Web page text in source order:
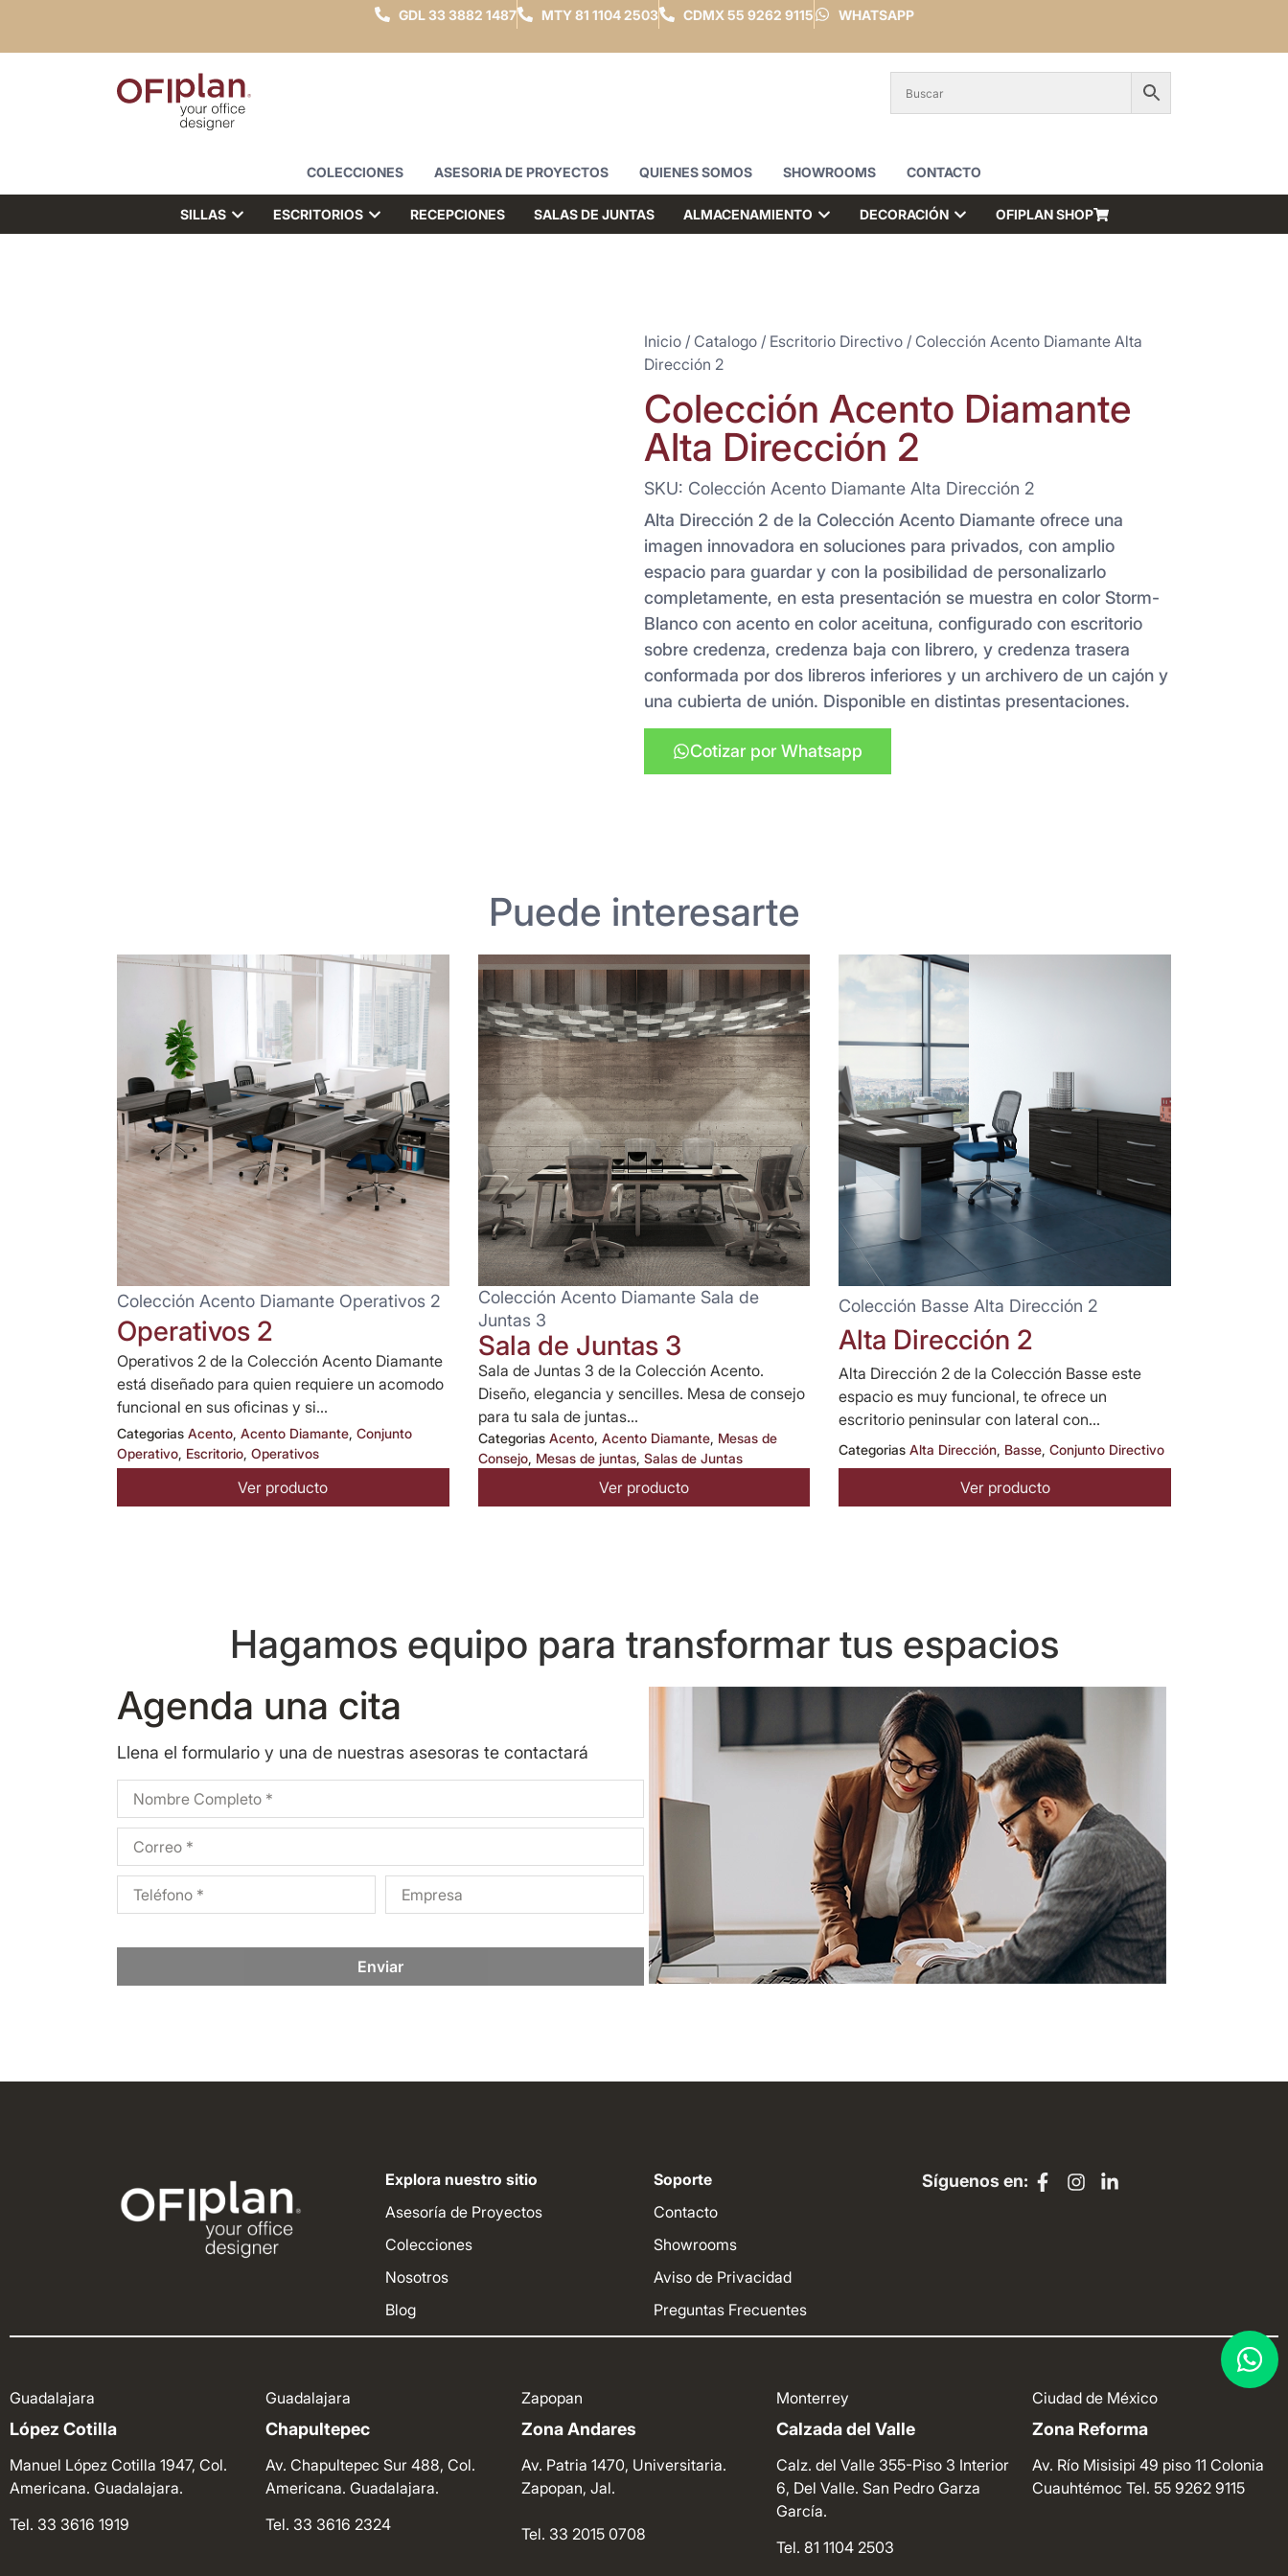
GDL33 3882 1487 MTY81 1104 2503 CDMX 55 9262 9115 WHATSAPP
COLECCIONES ASESORIA DE PROYECTOS QUIENES SOMOS SHOWROOMS CONTACTO
SILLAS ESCRITORIOS RECEPCIONES SALAS DE JUNTAS ALMACENAMIENTO DECORACIÓN OFIPLAN SHOP
Inicio / Catalogo / Escritorio Directivo / Colección Acento Diamante Alta
Dirección 2
Colección Acento Diamante
Alta Dirección 2
SKU: Colección Acento Diamante Alta Dirección 2
Alta Dirección 2 de la Colección Acento Diamante ofrece una
imagen innovadora en soluciones para privados, con amplio
espacio para guardar y con la posibilidad de personalizarlo
completamente, en esta presentación se muestra en color Storm-
Blanco con acento en color aceituna, configurado con escritorio
sobre credenza, credenza baja con librero, y credenza trasera
conformada por dos libreros inferiores y un archivero de un cajón y
una cubierta de unión. Disponible en distintas presentaciones.
Cotizar por Whatsapp
Puede interesarte
Colección Acento Diamante Operativos 2
Operativos 2
Operativos 2 de la Colección Acento Diamante
está diseñado para quien requiere un acomodo
funcional en sus oficinas y si...
Categorias Acento, Acento Diamante, Conjunto
Operativo, Escritorio, Operativos
Ver producto
Colección Acento Diamante Sala de
Juntas 3
Sala de Juntas 3
Sala de Juntas 3 de la Colección Acento.
Diseño, elegancia y sencilles. Mesa de consejo
para tu sala de juntas...
Categorias Acento, Acento Diamante, Mesas de
Consejo, Mesas de juntas, Salas de Juntas
Ver producto
Colección Basse Alta Dirección 2
Alta Dirección 2
Alta Dirección 2 de la Colección Basse este
espacio es muy funcional, te ofrece un
escritorio peninsular con lateral con...
Categorias Alta Dirección, Basse,Conjunto Directivo
Ver producto
Hagamos equipo para transformar tus espacios
Agenda una cita
Llena el formulario y una de nuestras asesoras te contactará
Enviar
Explora nuestro sitio
Asesoría de Proyectos
Colecciones
Nosotros
Blog
Soporte
Contacto
Showrooms
Aviso de Privacidad
Preguntas Frecuentes
Síguenos en:
Guadalajara
López Cotilla
Manuel López Cotilla 1947, Col.
Americana. Guadalajara.
Tel. 33 3616 1919
Guadalajara
Chapultepec
Av. Chapultepec Sur 488, Col.
Americana. Guadalajara.
Tel. 33 3616 2324
Zapopan
Zona Andares
Av. Patria 1470, Universitaria.
Zapopan, Jal.
Tel. 33 2015 0708
Monterrey
Calzada del Valle
Calz. del Valle 355-Piso 3 Interior
6, Del Valle. San Pedro Garza
García.
Tel. 81 1104 2503
Ciudad de México
Zona Reforma
Av. Río Misisipi 49 piso 11 Colonia
CuauhtémocTel. 55 9262 9115